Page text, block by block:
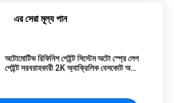
এর সেরা মূল্য পান
অটোমোটিভ রিফিনিশ পেইন্ট সিস্টেম অটো স্প্রে লেপ
পেইন্ট সরবরাহকারী 2K অ্যাক্রিলিক বেসকোট অটো